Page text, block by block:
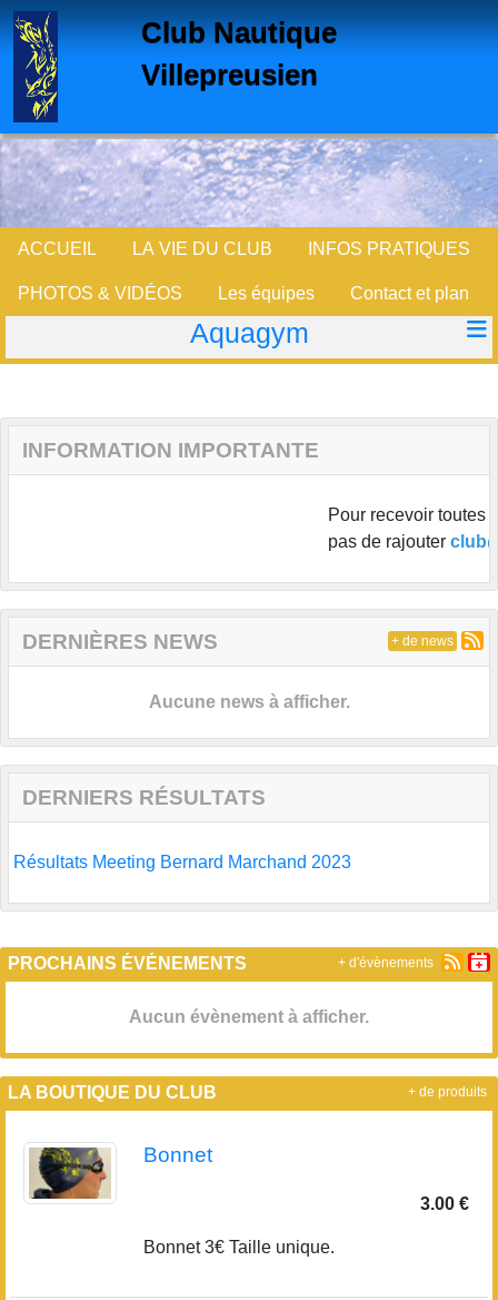
Club Nautique
Villepreusien
ACCUEIL LA VIE DU CLUB INFOS PRATIQUES
PHOTOS & VIDÉOS Les équipes Contact et plan
Aquagym
INFORMATION IMPORTANTE
Pour recevoir toutes
pas de rajouter
DERNIÈRES NEWS
Aucune news à afficher.
+ de news
DERNIERS RÉSULTATS
Résultats Meeting Bernard Marchand 2023
PROCHAINS ÉVÉNEMENTS
Aucun évènement à afficher.
+ d'évènements
LA BOUTIQUE DU CLUB
Bonnet
3.00 €
Bonnet 3€ Taille unique.
+ de produits
Panneau de gestion des cookies